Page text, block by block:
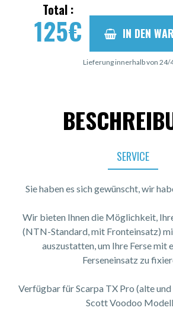
Total :
125€ IN DEN
Lieferung innerhalb von 24/
SERVICE
Sie haben es sich gewünscht, wir
Wir bieten Ihnen die Möglichkeit,
(NTN-Standard, mit Fronteinsatz)
auszustatten, um Ihre Ferse mit
Ferseneinsatz zu
Verfügbar für Scarpa TX Pro (alte
Scott Voodoo